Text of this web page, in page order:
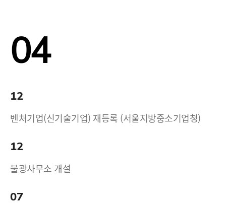
04
12
벤처기업(신기술기업) 재등록 (서울지방중소기업청)
12
불광사무소 개설
07